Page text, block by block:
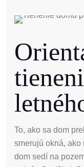
To, ako sa dom
smerujú okná, ako
dom sedí na